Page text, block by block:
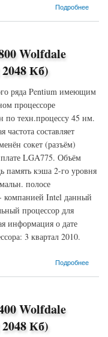
Подробнее
LGA775, L3 -, L2 2048 Кб)
Wolfdale
Кб)
ряда Pentium имеющим
процессоре
по техн.процессу 45 нм.
частота составляет
сокет (разъём)
LGA775. Объём
память кэша 2-го уровня
полосе
компанией Intel данный
процессор для
информация о дате
3 квартал 2010.
Подробнее
LGA775, L3 -, L2 2048 Кб)
Wolfdale
Кб)